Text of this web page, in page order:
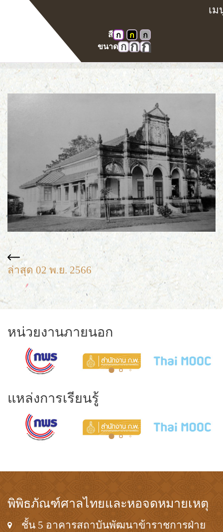
สี ก ก
ก
ขนาด ก กก
คลังภาพ
ศาลในอดีต
ศาลมณฑลจันทบุรี
ล่าสุด 02 พ.ย. 2566
หน่วยงานภายนอก
แหล่งการเรียนรู้
พิพิธภัณฑ์ศาลไทยและหอจดหมายเหตุ
ชั้น 5 อาคารสถาบันพัฒนาข้าราชการฝ่าย